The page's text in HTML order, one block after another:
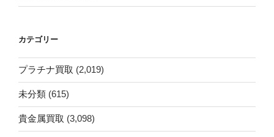
カテゴリー
プラチナ買取 (2,019)
未分類 (615)
貴金属買取 (3,098)